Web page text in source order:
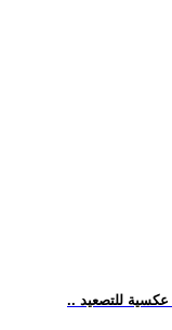
عكسية للتصعيد